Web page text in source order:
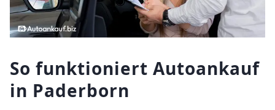
So funktioniert Autoankauf
in Paderborn